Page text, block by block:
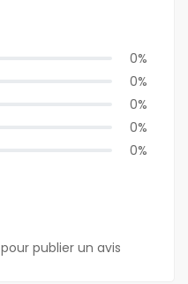
0%
0%
0%
0%
0%
pour publier un avis